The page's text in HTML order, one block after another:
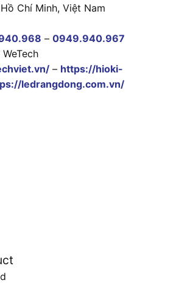
Chí Minh, Việt Nam
– 0949.940.967
– https://hioki-
ledrangdong.com.vn/